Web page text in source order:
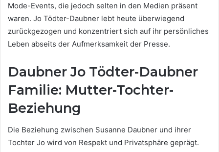
Mode-Events, die jedoch selten in den Medien präsent
waren. Jo Tödter-Daubner lebt heute überwiegend
zurückgezogen und konzentriert sich auf ihr persönliches
Leben abseits der Aufmerksamkeit der Presse.
Daubner Jo Tödter-Daubner
Familie: Mutter-Tochter-
Beziehung
Die Beziehung zwischen Susanne Daubner und ihrer
Tochter Jo wird von Respekt und Privatsphäre geprägt.